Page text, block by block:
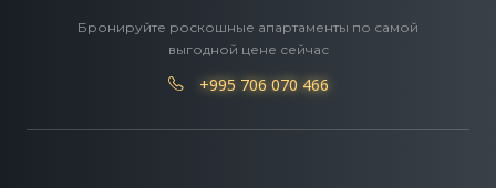
Бронируйте роскошные апартаменты по самой
выгодной цене сейчас
+995 706 070 466